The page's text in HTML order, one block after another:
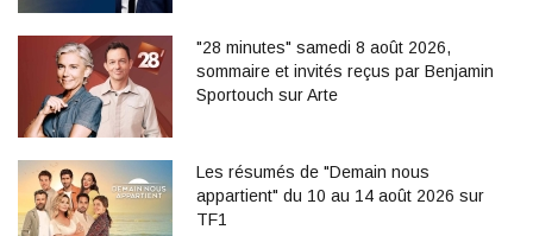
"28 minutes" samedi 8 août 2026,
sommaire et invités reçus par Benjamin
Sportouch sur Arte
Les résumés de "Demain nous
appartient" du 10 au 14 août 2026 sur
TF1